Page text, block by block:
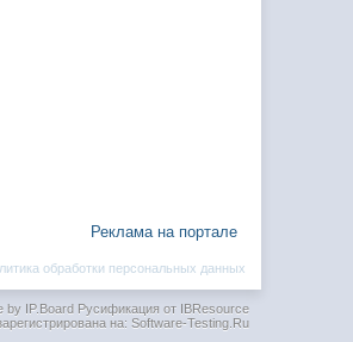
Реклама на портале
обработки персональных данных
by IP.BoardРусификация от IBResource
на: Software-Testing.Ru